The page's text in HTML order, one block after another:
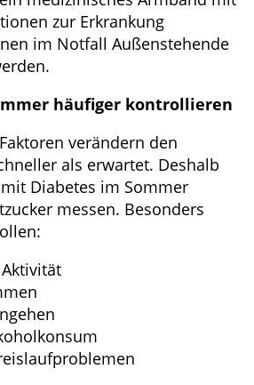
zur Erkrankung
im Notfall Außenstehende
häufiger kontrollieren
verändern den
als erwartet. Deshalb
Diabetes im Sommer
messen. Besonders